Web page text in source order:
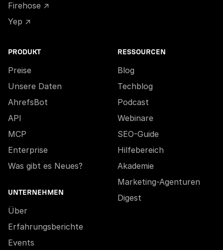
Firehose ↗
Yep ↗
PRODUKT
Preise
Unsere Daten
AhrefsBot
API
MCP
Enterprise
Was gibt es Neues?
UNTERNEHMEN
Über
Erfahrungsberichte
Events
RESSOURCEN
Blog
Techblog
Podcast
Webinare
SEO-Guide
Hilfebereich
Akademie
Marketing-Agenturen
Digest